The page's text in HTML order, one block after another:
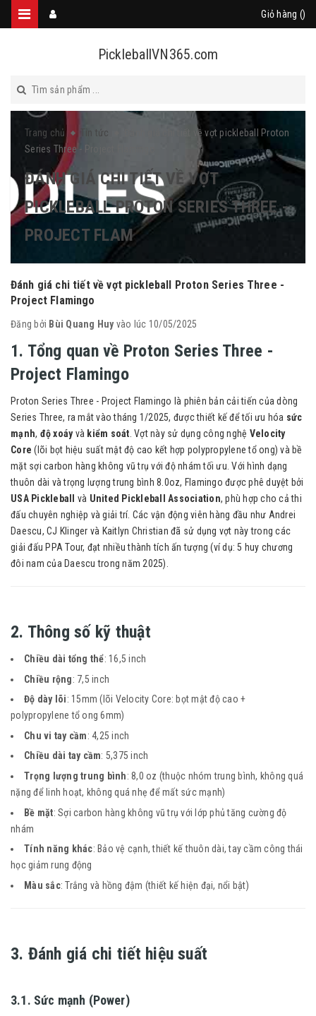
Giỏ hàng ()
PickleballVN365.com
Trang chủ Tin tức
Đánh giá chi tiết về vợt pickleball Proton
Series Three - Project Flamingo
ĐÁNH GIÁ CHI TIẾT VỀ VỢT
PICKLEBALL PROTON SERIES THREE -
PROJECT FLAM
Đánh giá chi tiết về vợt pickleball Proton Series Three -
Project Flamingo
Đăng bởi Bùi Quang Huy vào lúc 10/05/2025
1. Tổng quan về Proton Series Three -
Project Flamingo
Proton Series Three - Project Flamingo là phiên bản cải tiến của dòng
Series Three, ra mắt vào tháng 1/2025, được thiết kế để tối ưu hóa sức
mạnh, độ xoáyvà kiểm soát . Vợt này sử dụng công nghệ Velocity
Core (lõi bọt hiệu suất mật độ cao kết hợp polypropylene tổ ong) và bề
mặt sợi carbon hàng không vũ trụ với độ nhám tối ưu. Với hình dạng
thuôn dài và trọng lượng trung bình 8.0oz, Flamingo được phê duyệt bởi
USA Pickleball
và United Pickleball Association, phù hợp cho cả thi
đấu chuyên nghiệp và giải trí. Các vận động viên hàng đầu như Andrei
Daescu, CJ Klinger và Kaitlyn Christian đã sử dụng vợt này trong các
giải đấu PPA Tour, đạt nhiều thành tích ấn tượng (ví dụ: 5 huy chương
đôi nam của Daescu trong năm 2025).
2. Thông số kỹ thuật
Chiều dài tổng thể: 16,5 inch
Chiều rộng: 7,5 inch
Độ dày lõi: 15mm (lõi Velocity Core: bọt mật độ cao +
polypropylene tổ ong 6mm)
Chu vi tay cầm: 4,25 inch
Chiều dài tay cầm: 5,375 inch
Trọng lượng trung bình: 8,0 oz (thuộc nhóm trung bình, không quá
nặng để linh hoạt, không quá nhẹ để mất sức mạnh)
Bề mặt: Sợi carbon hàng không vũ trụ với lớp phủ tăng cường độ
nhám
Tính năng khác: Bảo vệ cạnh, thiết kế thuôn dài, tay cầm công thái
học giảm rung động
Màu sắc: Trắng và hồng đậm (thiết kế hiện đại, nổi bật)
3. Đánh giá chi tiết hiệu suất
3.1. Sức mạnh (Power)